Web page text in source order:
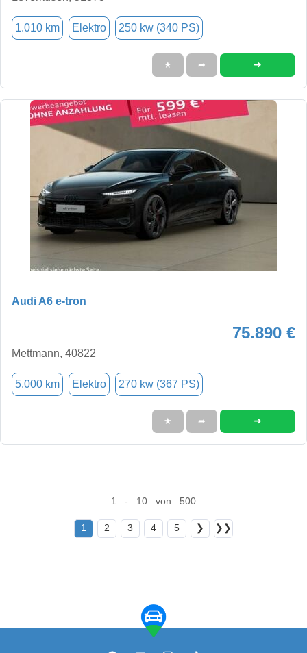
1.010 km Elektro 250 kw (340 PS)
★ ➦ ➜
Audi A6 e-tron
75.890 €
Mettmann, 40822
5.000 km Elektro 270 kw (367 PS)
★ ➦ ➜
1 - 10 von 500
1 2 3 4 5 ❯ ❯❯